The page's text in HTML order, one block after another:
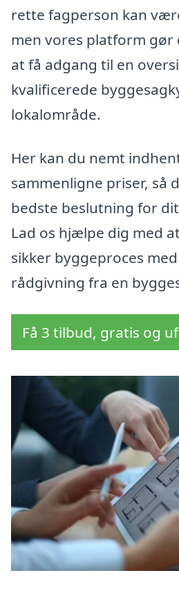
rette fagperson kan
men vores platform gør
at få adgang til en
kvalificerede
lokalområde.
Her kan du nemt
sammenligne priser, så
bedste beslutning for
Lad os hjælpe dig med
sikker byggeproces
rådgivning fra en
Få 3 tilbud, gratis og